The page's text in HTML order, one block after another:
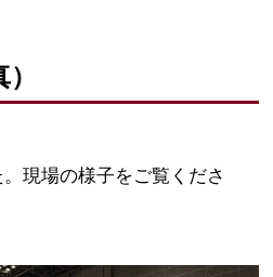
現場の様子をご覧くださ